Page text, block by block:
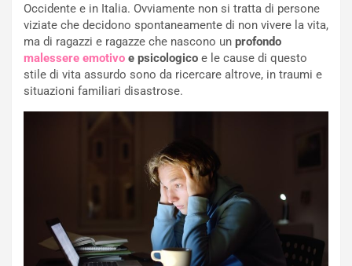
Occidente e in Italia. Ovviamente non si tratta di persone
viziate che decidono spontaneamente di non vivere la vita,
ma di ragazzi e ragazze che nascono un profondo
malessere emotivo e psicologico e le cause di questo
stile di vita assurdo sono da ricercare altrove, in traumi e
situazioni familiari disastrose.